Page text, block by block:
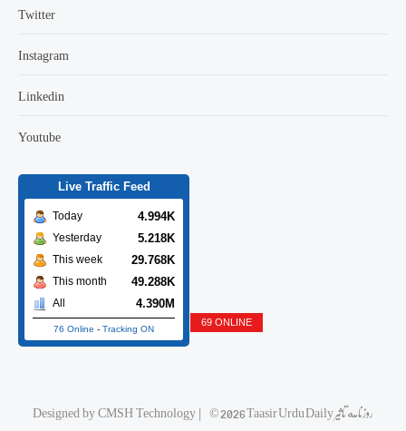
Twitter
Instagram
Linkedin
Youtube
Live Traffic Feed
Today 4.994K
Yesterday 5.218K
This week 29.768K
This month 49.288K
All 4.390M
76 Online - Tracking ON
69 ONLINE
Designed byCMSH Technology| © 2026 Taasir Urdu Daily روزنامه تاثیر